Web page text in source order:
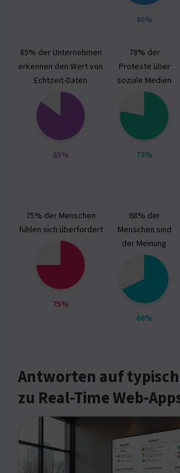
80%
85% der Unternehmen
erkennen den Wert von
Echtzeit-Daten
85%
78% der
Proteste über
soziale Medien
78%
75% der Menschen
fühlen sich überfordert
75%
68% der
Menschen sind
der Meinung
68%
Antworten auf
zu Real-Time Web-